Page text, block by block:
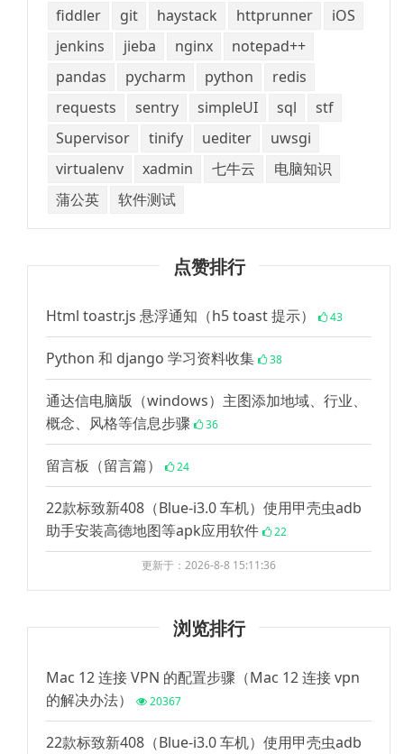
fiddler
git haystack httprunner
iOS
jenkins
jieba nginx
notepad++
pandas
pycharm python
redis
requests
sentry simpleUI sql
stf
Supervisor
tinify uediter
uwsgi
virtualenv
xadmin 七牛云
电脑知识
蒲公英
软件测试
点赞排行
Html toastr.js 悬浮通知（h5 toast 提示） 43
Python 和 django 学习资料收集 38
通达信电脑版（windows）主图添加地域、行业、
概念、风格等信息步骤
36
留言板（留言篇） 24
22款标致新408（Blue-i3.0 车机）使用甲壳虫adb
助手安装高德地图等apk应用软件
22
更新于：2026-8-8 15:11:36
浏览排行
Mac 12 连接 VPN 的配置步骤（Mac 12 连接 vpn
的解决办法）
20367
22款标致新408（Blue-i3.0 车机）使用甲壳虫adb